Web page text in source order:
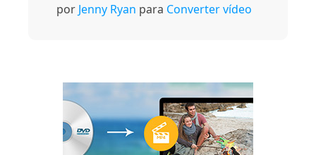
por Jenny Ryan para Converter vídeo